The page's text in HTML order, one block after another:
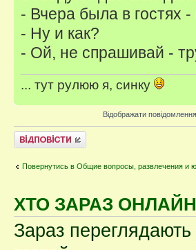
- Вчера была в гостях
- Ну и как?
- Ой, не спрашивай -
... тут рулюю я, синку
Відображати
Відповісти
Повернутись в Общие вопросы, развлечения и
ХТО ЗАРАЗ ОНЛАЙН
Зараз